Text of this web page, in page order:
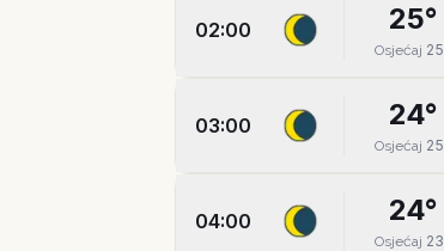
02:00 25°
Osjećaj 25
03:00 24°
Osjećaj 25
04:00 24°
Osjećaj 23